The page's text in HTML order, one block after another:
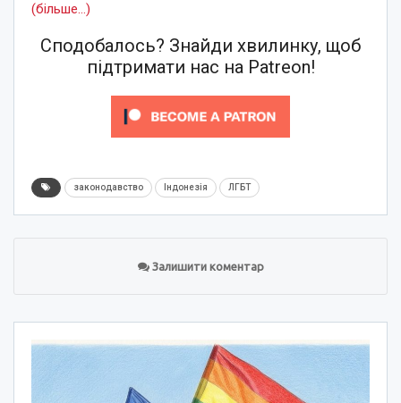
(більше…)
Сподобалось? Знайди хвилинку, щоб
підтримати нас на Patreon!
законодавство Індонезія ЛГБТ
Залишити коментар